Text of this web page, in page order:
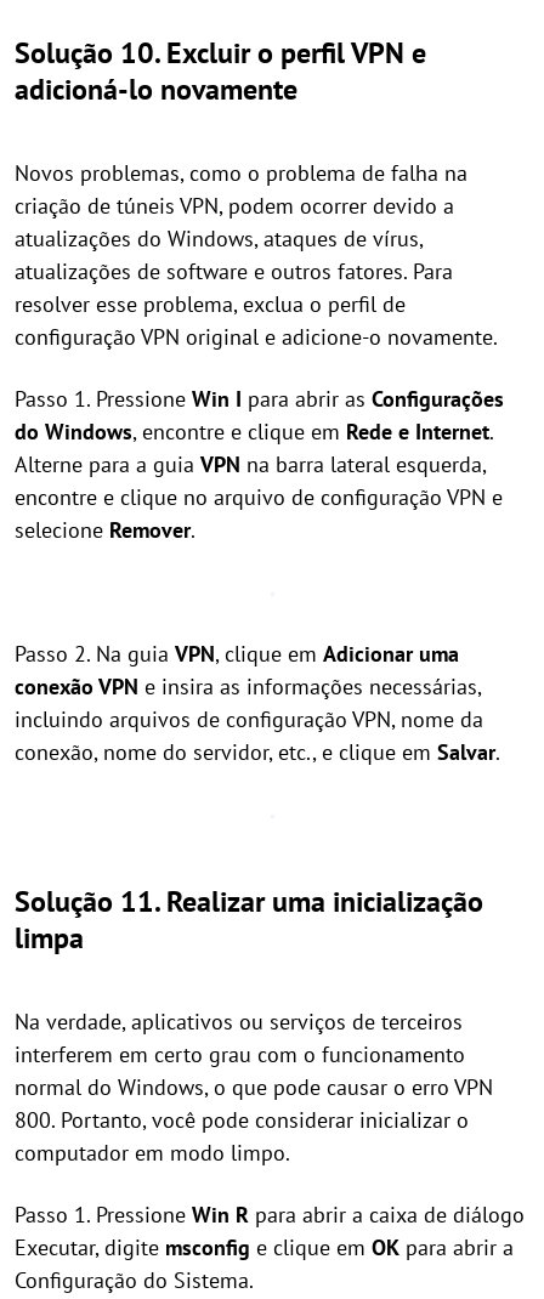
Solução 10. Excluir o perfil VPN e
adicioná-lo novamente
Novos problemas, como o problema de falha na
criação de túneis VPN, podem ocorrer devido a
atualizações do Windows, ataques de vírus,
atualizações de software e outros fatores. Para
resolver esse problema, exclua o perfil de
configuração VPN original e adicione-o novamente.
Passo 1. Pressione Win I para abrir as Configurações
do Windows, encontre e clique em Rede e Internet.
Alterne para a guia VPN na barra lateral esquerda,
encontre e clique no arquivo de configuração VPN e
selecione Remover.
Passo 2. Na guia VPN, clique em Adicionar uma
conexão VPN e insira as informações necessárias,
incluindo arquivos de configuração VPN, nome da
conexão, nome do servidor, etc., e clique em Salvar.
Solução 11. Realizar uma inicialização
limpa
Na verdade, aplicativos ou serviços de terceiros
interferem em certo grau com o funcionamento
normal do Windows, o que pode causar o erro VPN
800. Portanto, você pode considerar inicializar o
computador em modo limpo.
Passo 1. Pressione Win R para abrir a caixa de diálogo
Executar, digite msconfig e clique em OK para abrir a
Configuração do Sistema.